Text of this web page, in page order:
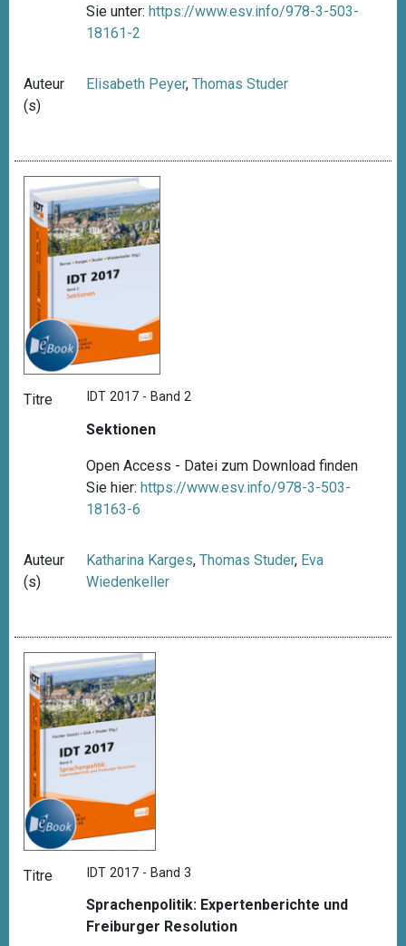
Sie unter: https://www.esv.info/978-3-503-
18161-2
Auteur
(s)
Elisabeth Peyer,Thomas Studer
Titre IDT 2017 - Band 2
Sektionen
Open Access - Datei zum Download finden
Sie hier:https://www.esv.info/978-3-503-
18163-6
Auteur
(s)
Katharina Karges,Thomas Studer, Eva
Wiedenkeller
Titre IDT 2017 - Band 3
Sprachenpolitik: Expertenberichte und
Freiburger Resolution